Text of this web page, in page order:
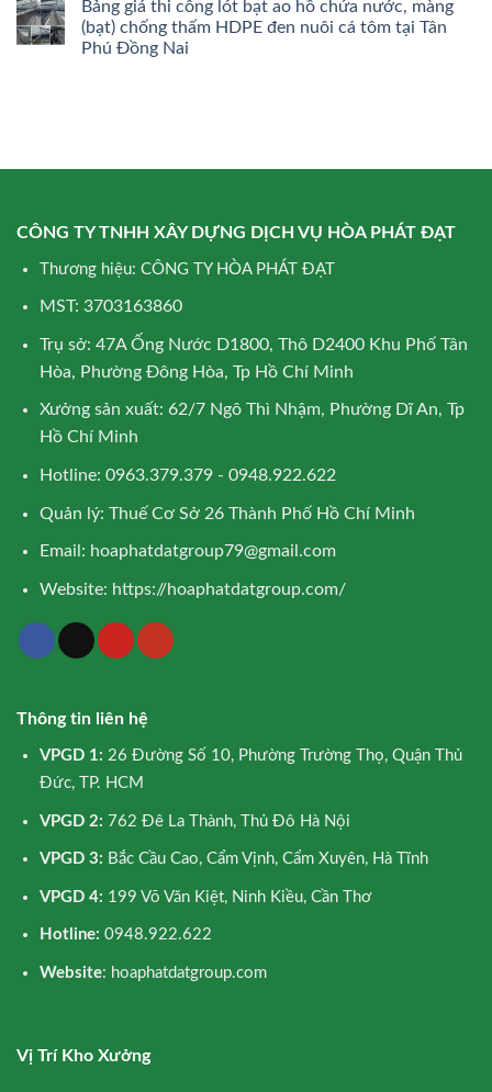
Bảng giá thi công lót bạt ao hồ chứa nước, màng
(bạt) chống thấm HDPE đen nuôi cá tôm tại Tân
Phú Đồng Nai
CÔNG TY TNHH XÂY DỰNG DỊCH VỤ HÒA PHÁT ĐẠT
Thương hiệu: CÔNG TY HÒA PHÁT ĐẠT
MST: 3703163860
Trụ sở: 47A Ống Nước D1800, Thô D2400 Khu Phố Tân
Hòa, Phường Đông Hòa, Tp Hồ Chí Minh
Xưởng sản xuất: 62/7 Ngô Thì Nhậm, Phường Dĩ An, Tp
Hồ Chí Minh
Hotline: 0963.379.379 - 0948.922.622
Quản lý: Thuế Cơ Sở 26 Thành Phố Hồ Chí Minh
Email: hoaphatdatgroup79@gmail.com
Website: https://hoaphatdatgroup.com/
Thông tin liên hệ
VPGD 1: 26 Đường Số 10, Phường Trường Thọ, Quận Thủ
Đức, TP. HCM
VPGD 2: 762 Đê La Thành, Thủ Đô Hà Nội
VPGD 3: Bắc Cầu Cao, Cẩm Vịnh, Cẩm Xuyên, Hà Tĩnh
VPGD 4: 199 Võ Văn Kiệt, Ninh Kiều, Cần Thơ
Hotline: 0948.922.622
Website: hoaphatdatgroup.com
Vị Trí Kho Xưởng